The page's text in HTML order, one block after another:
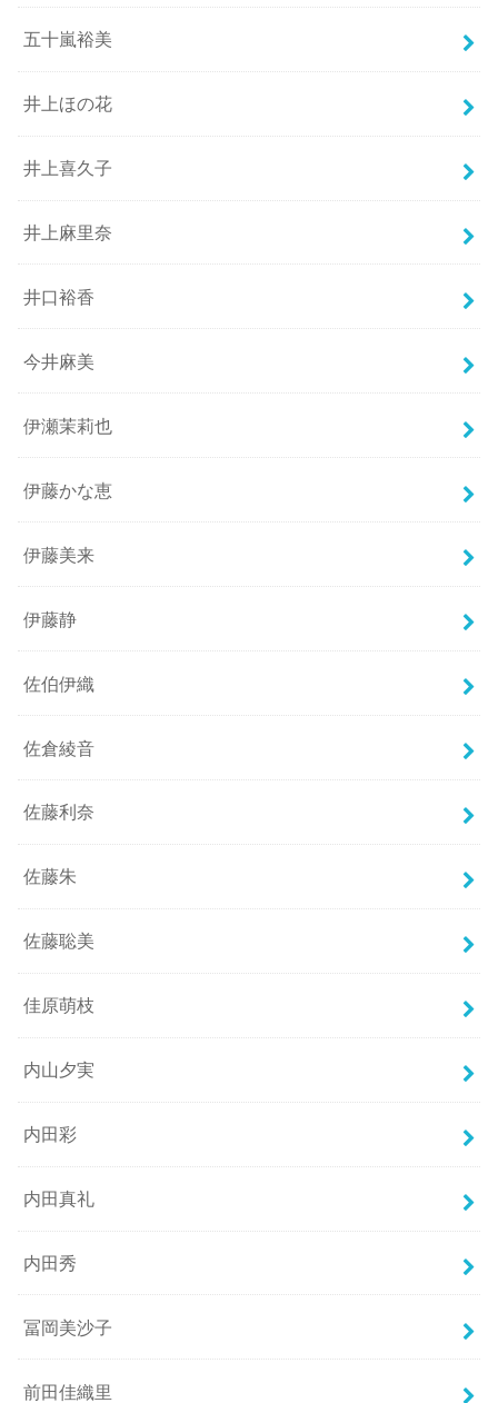
五十嵐裕美
井上ほの花
井上喜久子
井上麻里奈
井口裕香
今井麻美
伊瀬茉莉也
伊藤かな恵
伊藤美来
伊藤静
佐伯伊織
佐倉綾音
佐藤利奈
佐藤朱
佐藤聡美
佳原萌枝
内山夕実
内田彩
内田真礼
内田秀
冨岡美沙子
前田佳織里